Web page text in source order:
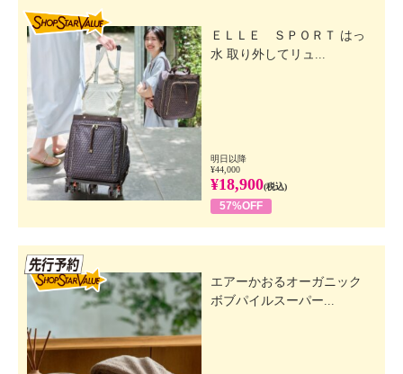
ＥＬＬＥ ＳＰＯＲＴ はっ
水 取り外してリュ...
明日以降
¥44,000
¥18,900(税込)
57%OFF
エアーかおるオーガニック
ボブパイルスーパー...